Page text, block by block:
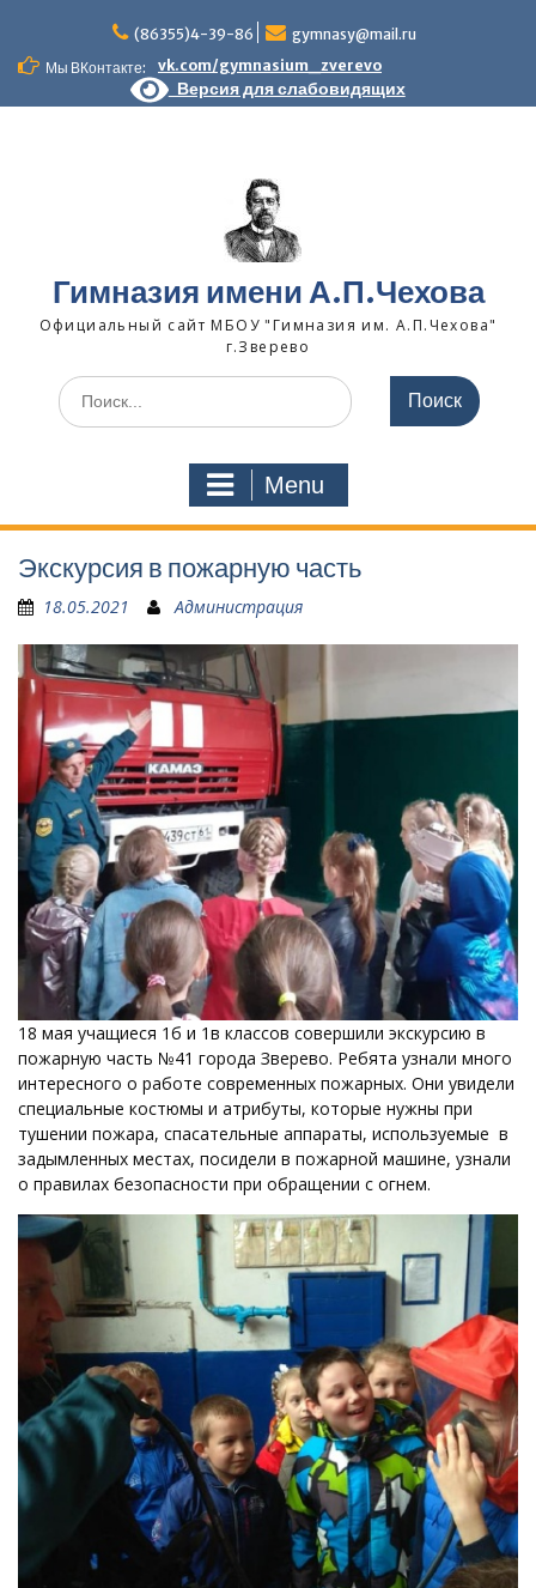
content
(86355)4-39-86
gymnasy@mail.ru
Мы ВКонтакте:
vk.com/gymnasium_zverevo
Версия для слабовидящих
Гимназия имени А.П.Чехова
Официальный сайт МБОУ "Гимназия им. А.П.Чехова"
г.Зверево
Search
for:
Menu
Экскурсия в пожарную часть
18.05.2021 Администрация
18 мая учащиеся 1б и 1в классов совершили экскурсию в
пожарную часть №41 города Зверево. Ребята узнали много
интересного о работе современных пожарных. Они увидели
специальные костюмы и атрибуты, которые нужны при
тушении пожара, спасательные аппараты, используемые в
задымленных местах, посидели в пожарной машине, узнали
о правилах безопасности при обращении с огнем.